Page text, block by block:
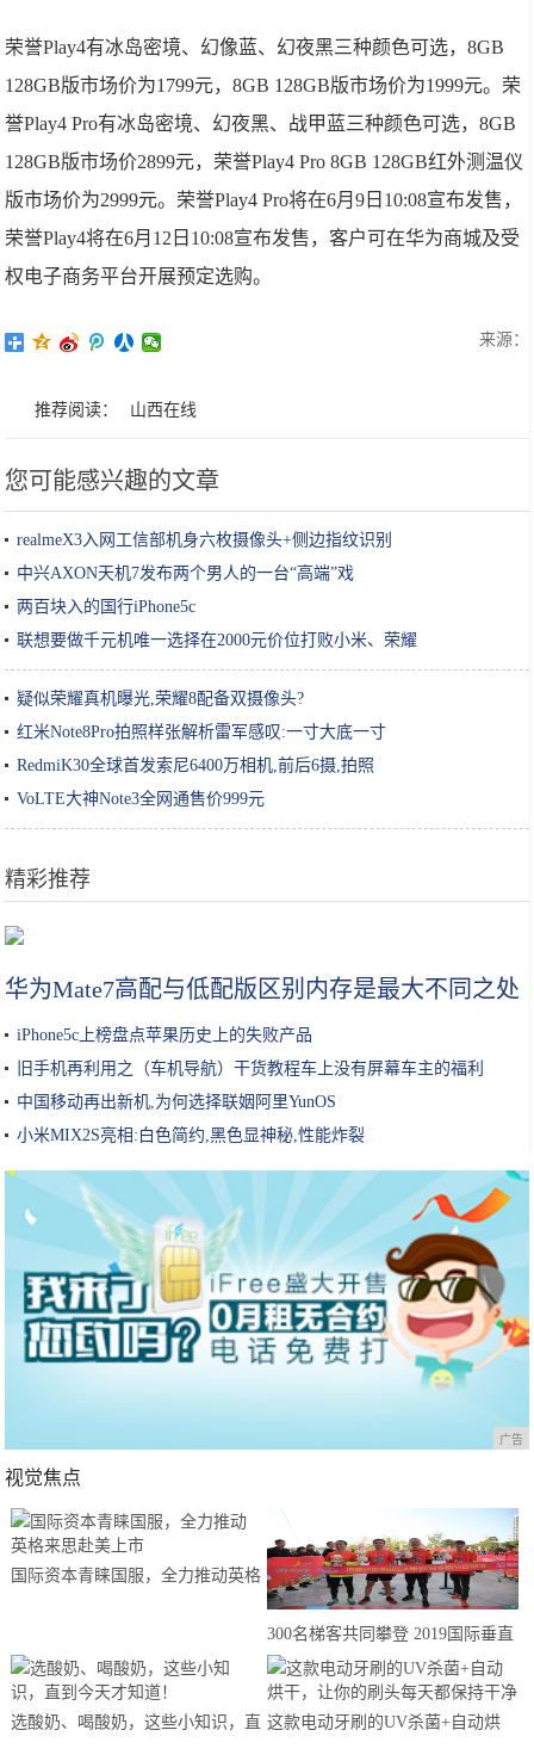
荣誉Play4有冰岛密境、幻像蓝、幻夜黑三种颜色可选，8GB
128GB版市场价为1799元，8GB 128GB版市场价为1999元。荣
誉Play4 Pro有冰岛密境、幻夜黑、战甲蓝三种颜色可选，8GB
128GB版市场价2899元，荣誉Play4 Pro 8GB 128GB红外测温仪
版市场价为2999元。荣誉Play4 Pro将在6月9日10:08宣布发售，
荣誉Play4将在6月12日10:08宣布发售，客户可在华为商城及受
权电子商务平台开展预定选购。
来源：
推荐阅读： 山西在线
您可能感兴趣的文章
realmeX3入网工信部机身六枚摄像头+侧边指纹识别
中兴AXON天机7发布两个男人的一台“高端”戏
两百块入的国行iPhone5c
联想要做千元机唯一选择在2000元价位打败小米、荣耀
疑似荣耀真机曝光,荣耀8配备双摄像头?
红米Note8Pro拍照样张解析雷军感叹:一寸大底一寸
RedmiK30全球首发索尼6400万相机,前后6摄,拍照
VoLTE大神Note3全网通售价999元
精彩推荐
华为Mate7高配与低配版区别内存是最大不同之处
iPhone5c上榜盘点苹果历史上的失败产品
旧手机再利用之（车机导航）干货教程车上没有屏幕车主的福利
中国移动再出新机,为何选择联姻阿里YunOS
小米MIX2S亮相:白色简约,黑色显神秘,性能炸裂
广告
视觉焦点
国际资本青睐国服，全力推动英格
300名梯客共同攀登 2019国际垂直
马拉松超级精英赛顺德海骏达中心
站欢乐开跑
选酸奶、喝酸奶，这些小知识，直 这款电动牙刷的UV杀菌+自动烘